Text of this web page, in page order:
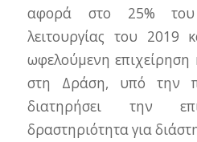
αφορά στο 25% του
λειτουργίας του 2019
ωφελούμενη επιχείρηση
στη Δράση, υπό την
διατηρήσει την
δραστηριότητα για